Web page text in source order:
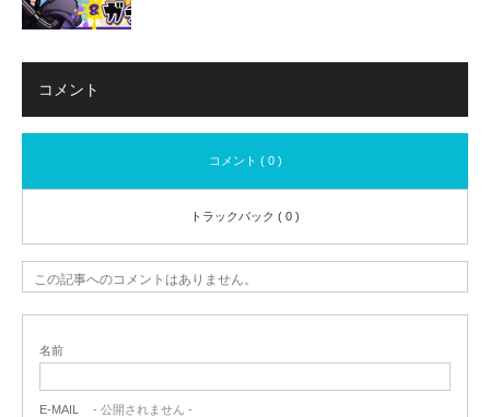
コメント
コメント ( 0 )
トラックバック ( 0 )
この記事へのコメントはありません。
名前
E-MAIL - 公開されません -